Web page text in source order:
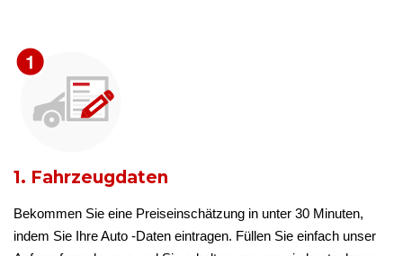
1. Fahrzeugdaten
Bekommen Sie eine Preiseinschätzung in unter 30 Minuten,
indem Sie Ihre Auto -Daten eintragen. Füllen Sie einfach unser